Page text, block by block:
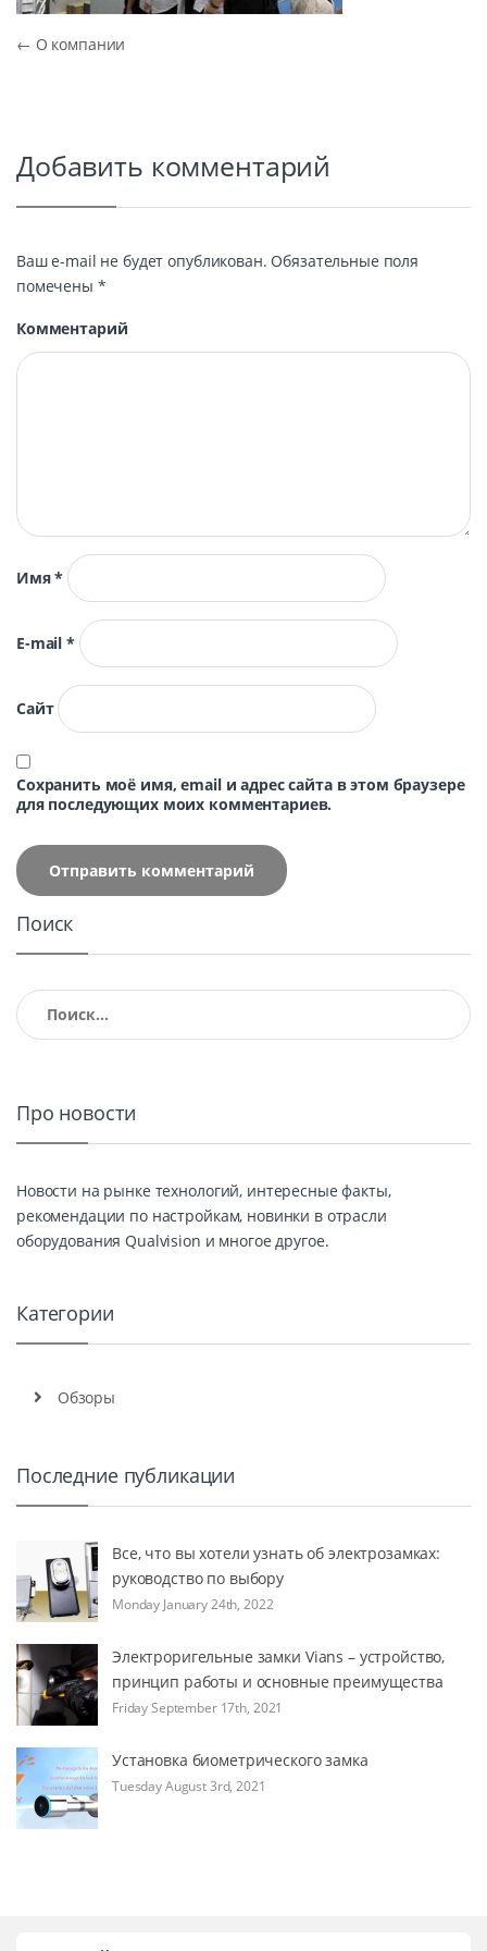
Навигация по записям
← О компании
Добавить комментарий
Ваш e-mail не будет опубликован. Обязательные поля
помечены *
Комментарий
Имя*
E-mail*
Сайт
Сохранить моё имя, email и адрес сайта в этом браузере
для последующих моих комментариев.
Поиск
Найти:
Про новости
Новости на рынке технологий, интересные факты,
рекомендации по настройкам, новинки в отрасли
оборудования Qualvision и многое другое.
Категории
Обзоры
Последние публикации
Все, что вы хотели узнать об электрозамках:
руководство по выбору
Monday January 24th, 2022
Электроригельные замки Vians – устройство,
принцип работы и основные преимущества
Friday September 17th, 2021
Установка биометрического замка
Tuesday August 3rd, 2021